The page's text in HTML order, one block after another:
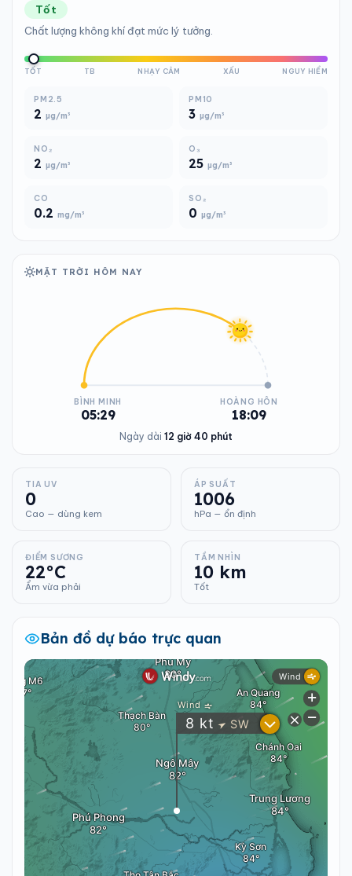
Tốt
Chất lượng không khí đạt mức lý tưởng.
TỐT TB NHẠY CẢM XẤU NGUY HIỂM
PM2.5
2 µg/m³
PM10
3 µg/m³
NO₂
2 µg/m³
O₃
25 µg/m³
CO
0.2 mg/m³
SO₂
0 µg/m³
MẶT TRỜI HÔM NAY
BÌNH MINH
05:29
HOÀNG HÔN
18:09
Ngày dài 12 giờ 40 phút
TIA UV
0
Cao — dùng kem
ÁP SUẤT
1006
hPa — ổn định
ĐIỂM SƯƠNG
22°C
Ẩm vừa phải
TẦM NHÌN
10 km
Tốt
Bản đồ dự báo trực quan